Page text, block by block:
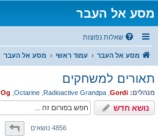
מסע אל העבר
שאלות נפוצות
מסע אל העבר עמוד ראשי מסע אל העבר
תאורים למשחקים
מנהלים: Gordi
,
Radioactive Grandpa
,
Octarine
,
Og
,
נושא חדש
4856 נושאיםדף1מתוך 324